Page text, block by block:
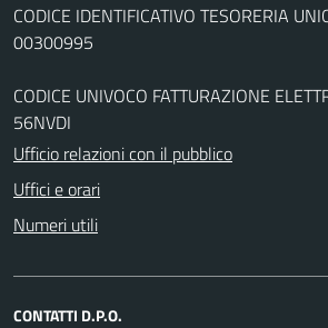
CODICE IDENTIFICATIVO TESORERIA
00300995
CODICE UNIVOCO FATTURAZIONE
56NVDI
Ufficio relazioni con il pubblico
Uffici e orari
Numeri utili
CONTATTI D.P.O.